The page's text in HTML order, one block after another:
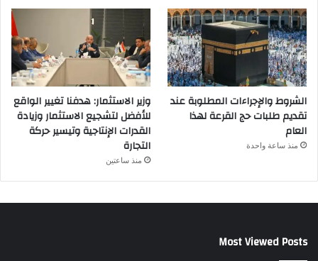
الشروط والإجراءات المطلوبة عند
تقديم طلبات حج القرعة لهذا
العام
منذ ساعة واحدة
وزير الاستثمار: هدفنا تغيير الواقع
للأفضل لتشجيع الاستثمار وزيادة
القدرات الإنتاجية وتيسير حركة
التجارة
منذ ساعتين
Most Viewed Posts